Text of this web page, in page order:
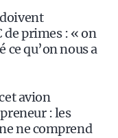
de primes : « on
ce qu’on nous a
avion
: les
ne comprend